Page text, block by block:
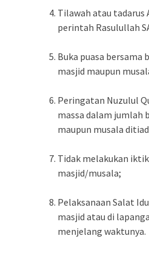
Tilawah atau tadarus
perintah Rasulullah
Buka puasa
masjid maupun
Peringatan Nuzulul
massa dalam jumlah
maupun musala
Tidak melakukan
masjid/musala;
Pelaksanaan Salat
masjid atau di
menjelang waktunya.